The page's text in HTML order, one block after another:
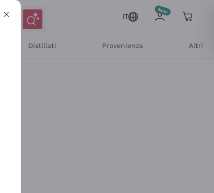
IT
Distillati Provenienza Altri